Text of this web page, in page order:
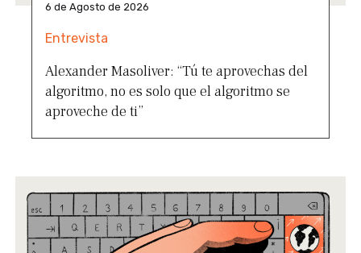
6 de Agosto de 2026
Entrevista
Alexander Masoliver: “Tú te aprovechas del
algoritmo, no es solo que el algoritmo se
aproveche de ti”